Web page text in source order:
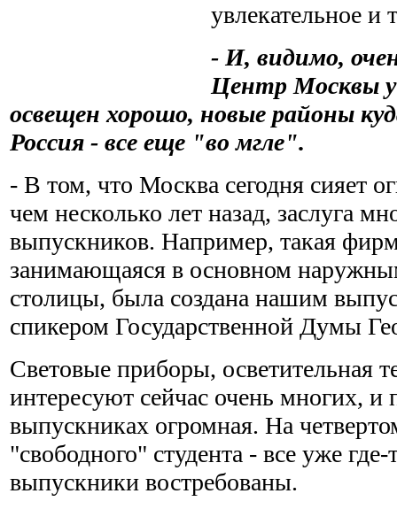
увлекательное и
- И, видимо,
Центр Москвы
освещен хорошо, новые районы
Россия - все еще "во мгле".
- В том, что Москва сегодня сияет
чем несколько лет назад, заслуга
выпускников. Например, такая
занимающаяся в основном
столицы, была создана нашим
спикером Государственной Думы
Световые приборы, осветительная
интересуют сейчас очень многих, и
выпускниках огромная. На
"свободного" студента - все уже
выпускники востребованы.